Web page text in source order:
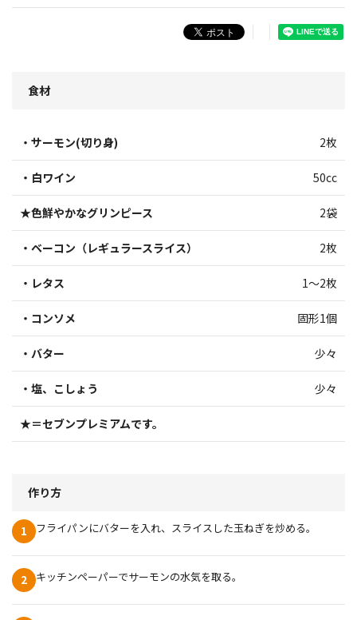
食材
・サーモン(切り身) 2枚
・白ワイン 50cc
★色鮮やかなグリンピース 2袋
・ベーコン（レギュラースライス） 2枚
・レタス 1～2枚
・コンソメ 固形1個
・バター 少々
・塩、こしょう 少々
★＝セブンプレミアムです。
作り方
1 フライパンにバターを入れ、スライスした玉ねぎを炒める。
2 キッチンペーパーでサーモンの水気を取る。